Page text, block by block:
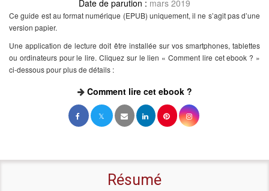
mars 2019
Ce guide est au format numérique (EPUB) uniquement, il ne s’agit pas d’une
version papier.
Une application de lecture doit être installée sur vos smartphones, tablettes
ou ordinateurs pour le lire. Cliquez sur le lien « Comment lire cet ebook ? »
ci-dessous pour plus de détails :
Comment lire cet ebook ?
Résumé